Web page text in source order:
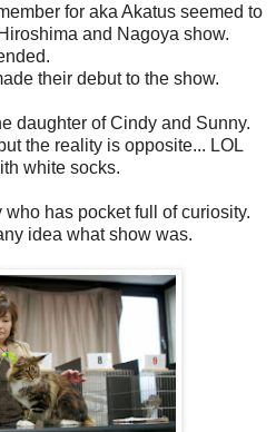
for aka Akatus seemed to
and Nagoya show.
their debut to the show.
daughter of Cindy and Sunny.
the reality is opposite... LOL
white socks.
has pocket full of curiosity.
idea what show was.